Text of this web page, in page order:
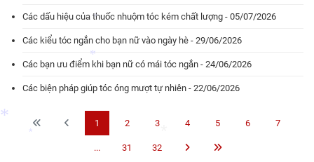
*
Các dấu hiệu của thuốc nhuộm tóc kém chất lượng - 05/07/2026
Các kiểu tóc ngắn cho bạn nữ vào ngày hè - 29/06/2026
Các bạn ưu điểm khi bạn nữ có mái tóc ngắn - 24/06/2026
Các biện pháp giúp tóc óng mượt tự nhiên - 22/06/2026
1 2 3 4 5 6 7
... 31 32